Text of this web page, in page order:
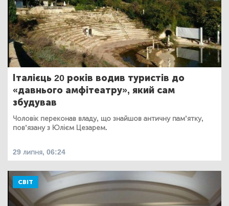
Італієць 20 років водив туристів до
«давнього амфітеатру», який сам
збудував
Чоловік переконав владу, що знайшов античну пам’ятку,
пов’язану з Юлієм Цезарем.
29 липня, 06:24
СВІТ